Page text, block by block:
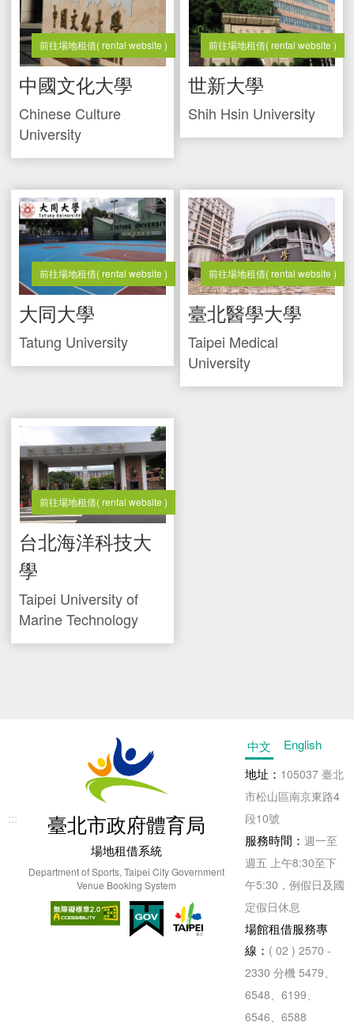
前往場地租借( rental website )
中國文化大學
Chinese Culture
University
前往場地租借( rental website )
世新大學
Shih Hsin University
前往場地租借( rental website )
大同大學
Tatung University
前往場地租借( rental website )
臺北醫學大學
Taipei Medical
University
前往場地租借( rental website )
台北海洋科技大
學
Taipei University of
Marine Technology
::: 臺北市政府體育局
場地租借系統
Department of Sports, Taipei City Government
Venue Booking System
中文
English
地址： 105037 臺北
市松山區南京東路4
段10號
服務時間： 週一至
週五 上午8:30至下
午5:30，例假日及國
定假日休息
場館租借服務專
線： ( 02 ) 2570 -
2330 分機 5479、
6548、6199、
6546、6588